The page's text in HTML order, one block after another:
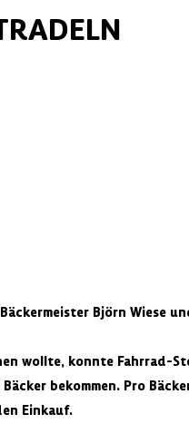
Björn Wiese
wollte, konnte Fahrrad-
Bäcker bekommen. Pro
Einkauf.